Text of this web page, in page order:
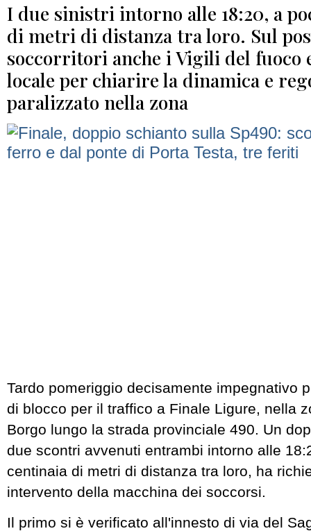
I due sinistri intorno alle 18:20, a
di metri di distanza tra loro. Sul
soccorritori anche i Vigili del fuoco
locale per chiarire la dinamica e
paralizzato nella zona
Tardo pomeriggio decisamente impegnativo
di blocco per il traffico a Finale Ligure, nella
Borgo lungo la strada provinciale 490. Un
due scontri avvenuti entrambi intorno alle
centinaia di metri di distanza tra loro, ha
intervento della macchina dei soccorsi.
Il primo si è verificato all'innesto di via del